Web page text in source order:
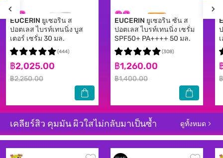
EUCERIN ยูเซอริน ส
ปอตเลส ไบรท์เทนนิ่ง บูส
เตอร์ เซรั่ม 30 มล.
฿2,025.00
฿2,250.00
(444)
EUCERIN ยูเซอริน ซัน ส
ปอตเลส ไบรท์เทนนิ่ง เซรั่ม
SPF50+ PA++++ 50 มล.
฿1,260.00
฿1,400.00
(308)
เคลียร์สิว คุมมัน ผิวใสไม่กลับมาเป็นซ้ำ ดูทั้งหมด